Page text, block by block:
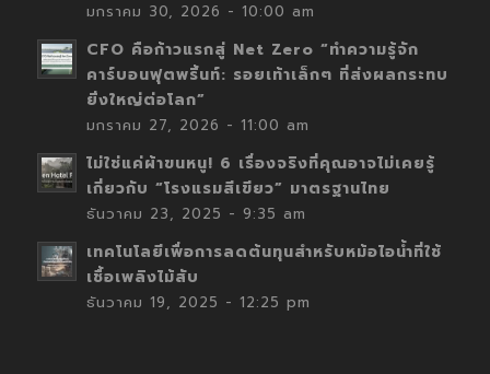
มกราคม 30, 2026 - 10:00 am
CFO คือก้าวแรกสู่ Net Zero “ทำความรู้จัก
คาร์บอนฟุตพริ้นท์: รอยเท้าเล็กๆ ที่ส่งผลกระทบ
ยิ่งใหญ่ต่อโลก”
มกราคม 27, 2026 - 11:00 am
ไม่ใช่แค่ผ้าขนหนู! 6 เรื่องจริงที่คุณอาจไม่เคยรู้
เกี่ยวกับ “โรงแรมสีเขียว” มาตรฐานไทย
ธันวาคม 23, 2025 - 9:35 am
เทคโนโลยีเพื่อการลดต้นทุนสำหรับหม้อไอน้ำที่ใช้
เชื้อเพลิงไม้สับ
ธันวาคม 19, 2025 - 12:25 pm